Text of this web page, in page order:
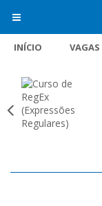
INÍCIO VAGAS